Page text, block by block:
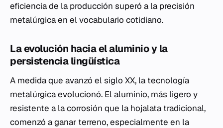
eficiencia de la producción superó a la precisión
metalúrgica en el vocabulario cotidiano.
La evolución hacia el aluminio y la
persistencia lingüística
A medida que avanzó el siglo XX, la tecnología
metalúrgica evolucionó. El aluminio, más ligero y
resistente a la corrosión que la hojalata tradicional,
comenzó a ganar terreno, especialmente en la